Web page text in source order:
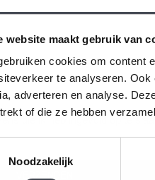
website maakt gebruik van
cookies om content
te analyseren.
adverteren en analyse.
of die ze hebben
Noodzakelijk
die ik heb ingevuld op te